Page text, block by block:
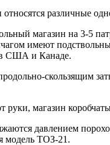
различные
магазин на 3-5
имеют
в США и Канаде.
скользящим
руки, магазин
давлением
модель ТОЗ-21.